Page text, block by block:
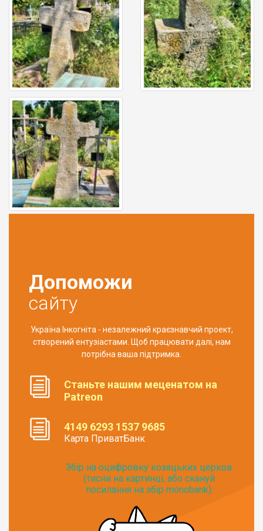
Допоможи
сайту
Україна Інкогніта - незалежний краєзнавчий проект,
створений ентузіастами. Щоб працювати далі, нам
потрібна ваша підтримка.
Станьте нашим меценатом на
Patreon
4149 6293 1537 9685
Карта ПриватБанк
Збір на оцифровку козацьких церков
(тисни на картинці, або скануй
посилання на збір monobank):